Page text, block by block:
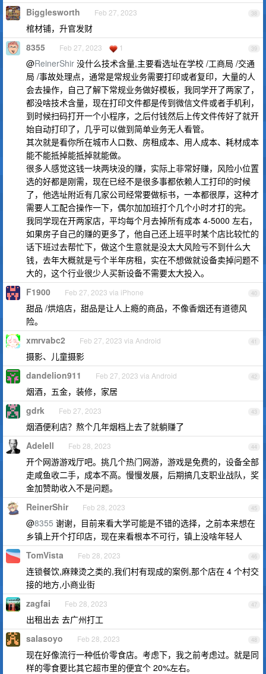
38
Bigglesworth Feb 27, 2023
棺材铺，升官发财
39
8355 Feb 27, 2023 1
@ReinerShir 没什么技术含量,主要看选址在学校 /工商局 /交通
局 /事故处理点，通常是常规业务需要打印或者复印，大量的人
会去操作，自己了解下常规业务做好模板，我同学开了两家了，
都没啥技术含量，现在打印文件都是传到微信文件或者手机利，
到时候扫码打开一个小程序，之后付钱然后上传文件传好了就开
始自动打印了，几乎可以做到简单业务无人看管。
其次就是看你所在城市人口数、房租成本、用人成本、耗材成本
能不能抵掉能抵掉就能做。
很多人感觉这钱一块两块没的赚，实际上非常好赚，风险小位置
选的好都是刚需，现在已经不是很多事都依赖人工打印的时候
了，他选址附近有几家公司经常要做标书，一本都很厚，这种才
需要人工配合操作一下，偶尔加加班打个几个小时才打的完。
我同学现在开两家店，平均每个月去掉所有成本 4-5000 左右，
如果房子自己的赚的更多了，他自己还上班平时某个店比较忙的
话下班过去帮忙下，做这个生意就是没太大风险亏不到什么大
钱，去年大概就是亏个半年房租，实在不想做就设备卖掉问题不
大的，这个行业很少人买新设备不需要太大投入。
40
F1900 Feb 27, 2023 via iPhone
甜品 /烘焙店，甜品是让人上瘾的商品，不像香烟还有道德风
险。
41
xmrvabc2 Feb 27, 2023 via Android
摄影、儿童摄影
42
dandelion911 Feb 27, 2023 via Android
烟酒，五金，装修，家居
43
gdrk Feb 27, 2023
烟酒便利店？熬个几年烟档上去了就躺赚了
44
Adelell Feb 28, 2023
开个网游游戏厅吧。挑几个热门网游，游戏是免费的，设备全部
走咸鱼收二手，成本不高。慢慢发展，后期搞几支职业战队，奖
金加赞助收入不是问题。
45
ReinerShir Feb 28, 2023
@8355 谢谢，目前来看大学可能是不错的选择，之前本来想在
乡镇上开个打印店，现在来看根本不可行，镇上没啥年轻人
46
TomVista Feb 28, 2023
连锁餐饮,麻辣烫之类的,我们村有现成的案例,那个店在 4 个村交
接的地方,小商业街
47
zagfai Feb 28, 2023
出租出去 去广州打工
48
salasoyo Feb 28, 2023
现在好像流行一种低价零食店。考虑下，我之前考虑过。就是同
样的零食要比其它超市里的便宜个 20%左右。